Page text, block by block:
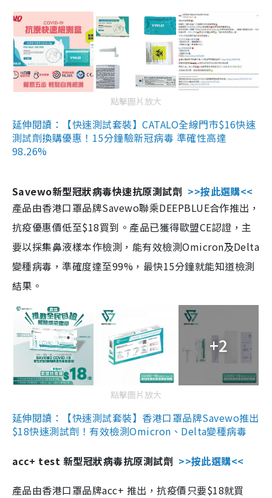
點擊圖片放大
延伸閱讀：【快速測試套裝】CATALO全線門市$16快速
測試劑換購優惠！15分鐘驗新冠病毒 準確性高達
98.26%
Savewo新型冠狀病毒快速抗原測試劑 >>按此選購<<
產品由香港口罩品牌Savewo聯乘DEEPBLUE合作推出，
抗疫優惠價低至$18買到。產品已獲得歐盟CE認證，主
要以採集鼻液樣本作檢測，能有效檢測Omicron及Delta
變種病毒，準確度達至99%，最快15分鐘就能知道檢測
結果。
+2
點擊圖片放大
延伸閱讀：【快速測試套裝】香港口罩品牌Savewo推出
$18快速測試劑！有效檢測Omicron、Delta變種病毒
acc+ test 新型冠狀病毒抗原測試劑 >>按此選購<<
產品由香港口罩品牌acc+ 推出，抗疫價只要$18就買